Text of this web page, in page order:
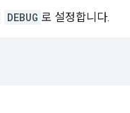
DEBUG 로 설정합니다.